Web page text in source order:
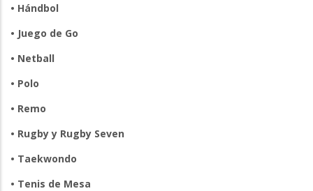
• Hándbol
• Juego de Go
• Netball
• Polo
• Remo
• Rugby y Rugby Seven
• Taekwondo
• Tenis de Mesa